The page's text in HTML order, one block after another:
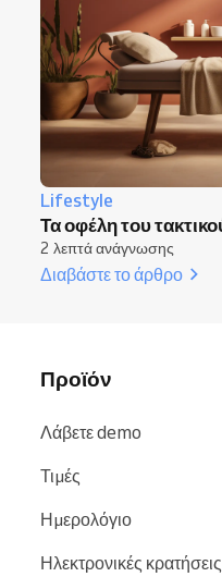
Lifestyle
Τα οφέλη του
2 λεπτά ανάγνωσης
Διαβάστε το άρθρο
Προϊόν
Λάβετε demo
Τιμές
Ημερολόγιο
Ηλεκτρονικές κρατήσεις